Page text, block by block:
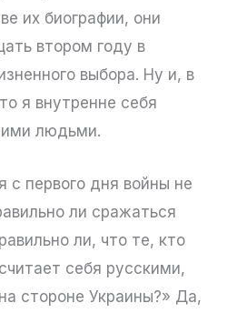
их биографии, они
втором году в
выбора. Ну и, в
я внутренне себя
людьми.
с первого дня войны не
ли сражаться
ли, что те, кто
себя русскими,
стороне Украины?» Да,